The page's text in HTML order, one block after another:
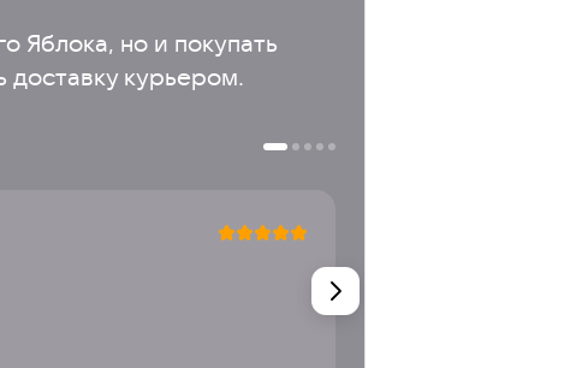
Яблока, но и покупать
доставку курьером.